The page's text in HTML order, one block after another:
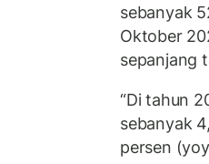
sebanyak
Oktober
sepanjang
“Di tahun
sebanyak
persen